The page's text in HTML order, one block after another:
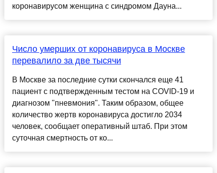
коронавирусом женщина с синдромом Дауна...
Число умерших от коронавируса в Москве
перевалило за две тысячи
В Москве за последние сутки скончался еще 41
пациент с подтвержденным тестом на COVID-19 и
диагнозом "пневмония". Таким образом, общее
количество жертв коронавируса достигло 2034
человек, сообщает оперативный штаб. При этом
суточная смертность от ко...